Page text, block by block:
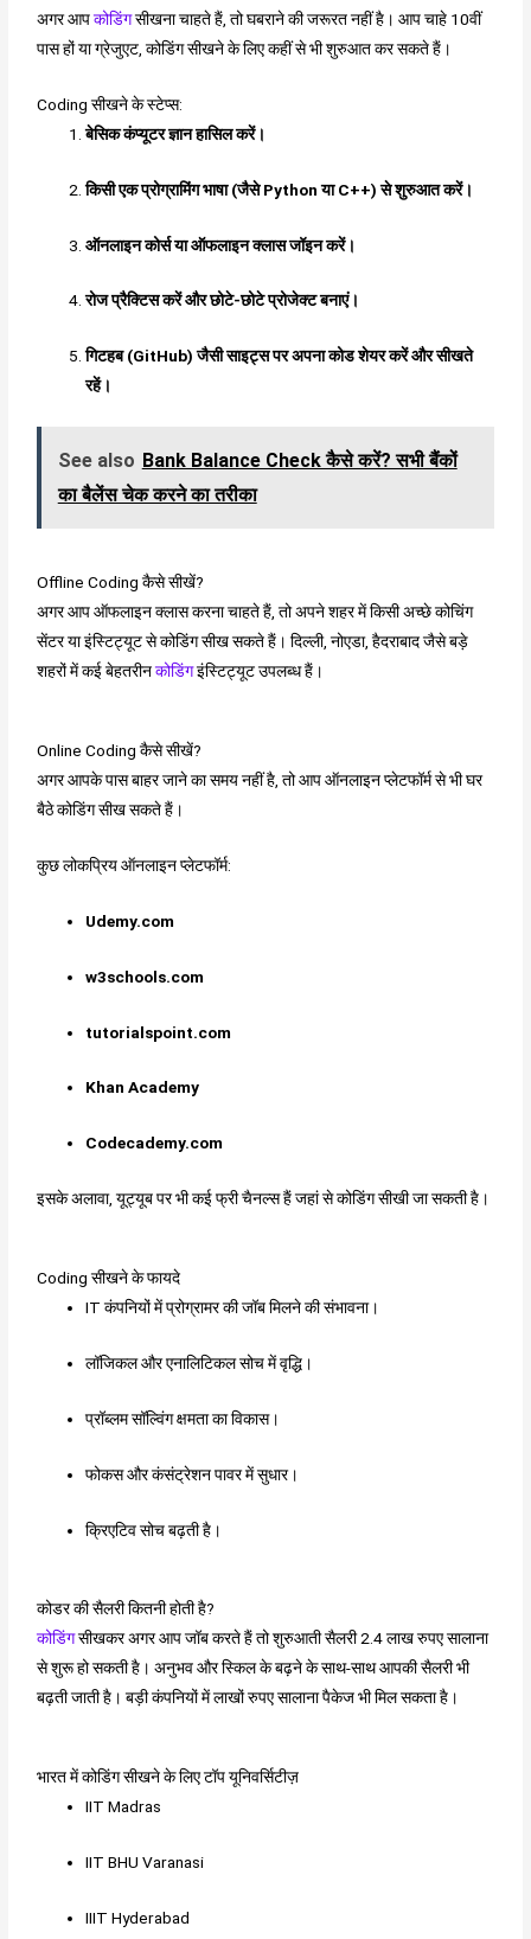
अगर आपकोडिंगसीखना चाहते हैं, तो घबराने की जरूरत नहीं है। आप चाहे 10वीं
पास हों या ग्रेजुएट, कोडिंग सीखने के लिए कहीं से भी शुरुआत कर सकते हैं।
Coding सीखने के स्टेप्स:
बेसिक कंप्यूटर ज्ञान हासिल करें।
किसी एक प्रोग्रामिंग भाषा (जैसे Python या C++) से शुरुआत करें।
ऑनलाइन कोर्स या ऑफलाइन क्लास जॉइन करें।
रोज प्रैक्टिस करें और छोटे-छोटे प्रोजेक्ट बनाएं।
गिटहब (GitHub) जैसी साइट्स पर अपना कोड शेयर करें और सीखते
रहें।
See also Bank Balance Check कैसे करें? सभी बैंकों
का बैलेंस चेक करने का तरीका
Offline Coding कैसे सीखें?
अगर आप ऑफलाइन क्लास करना चाहते हैं, तो अपने शहर में किसी अच्छे कोचिंग
सेंटर या इंस्टिट्यूट से कोडिंग सीख सकते हैं। दिल्ली, नोएडा, हैदराबाद जैसे बड़े
शहरों में कई बेहतरीनकोडिंगइंस्टिट्यूट उपलब्ध हैं।
Online Coding कैसे सीखें?
अगर आपके पास बाहर जाने का समय नहीं है, तो आप ऑनलाइन प्लेटफॉर्म से भी घर
बैठे कोडिंग सीख सकते हैं।
कुछ लोकप्रिय ऑनलाइन प्लेटफॉर्म:
Udemy.com
w3schools.com
tutorialspoint.com
Khan Academy
Codecademy.com
इसके अलावा, यूट्यूब पर भी कई फ्री चैनल्स हैं जहां से कोडिंग सीखी जा सकती है।
Coding सीखने के फायदे
IT कंपनियों में प्रोग्रामर की जॉब मिलने की संभावना।
लॉजिकल और एनालिटिकल सोच में वृद्धि।
प्रॉब्लम सॉल्विंग क्षमता का विकास।
फोकस और कंसंट्रेशन पावर में सुधार।
क्रिएटिव सोच बढ़ती है।
कोडर की सैलरी कितनी होती है?
कोडिंगसीखकर अगर आप जॉब करते हैं तो शुरुआती सैलरी 2.4 लाख रुपए सालाना
से शुरू हो सकती है। अनुभव और स्किल के बढ़ने के साथ-साथ आपकी सैलरी भी
बढ़ती जाती है। बड़ी कंपनियों में लाखों रुपए सालाना पैकेज भी मिल सकता है।
भारत में कोडिंग सीखने के लिए टॉप यूनिवर्सिटीज़
IIT Madras
IIT BHU Varanasi
IIIT Hyderabad